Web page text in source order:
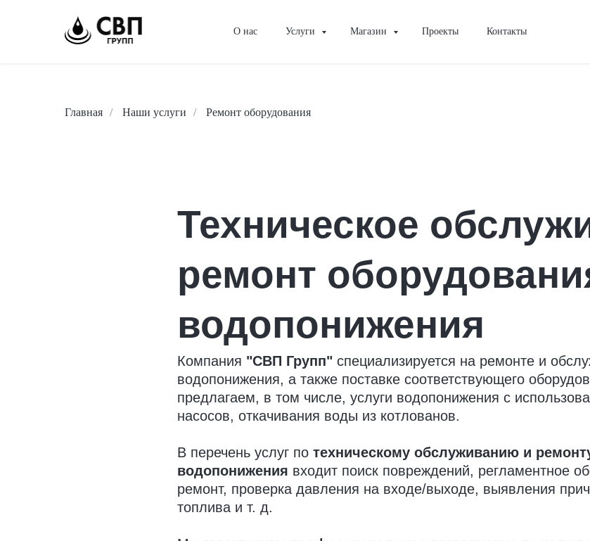
О нас Услуги Магазин Проекты Контакты
Главная / Наши услуги / Ремонт оборудования
Техническое
ремонт
водопонижения
Компания "СВП Групп" специализируется на ремонте и
водопонижения, а также поставке соответствующего
предлагаем, в том числе, услуги водопонижения с
насосов, откачивания воды из котлованов.
В перечень услуг по техническому обслуживанию и
водопонижения входит поиск повреждений, регламентное
ремонт, проверка давления на входе/выходе, выявления
топлива и т. д.